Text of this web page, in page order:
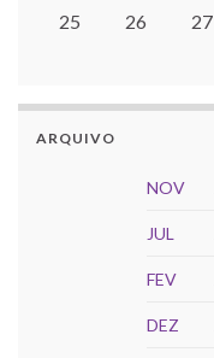
25
26 27
ARQUIVO
NOV
JUL
FEV
DEZ